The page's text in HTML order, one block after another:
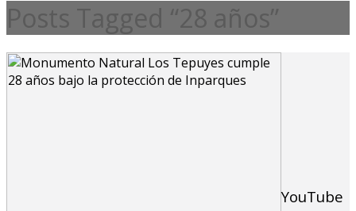
Posts Tagged “28 años”
YouTube